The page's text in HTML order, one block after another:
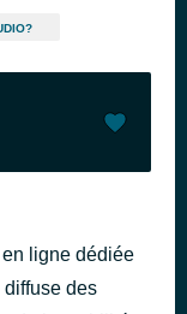
ligne dédiée
des